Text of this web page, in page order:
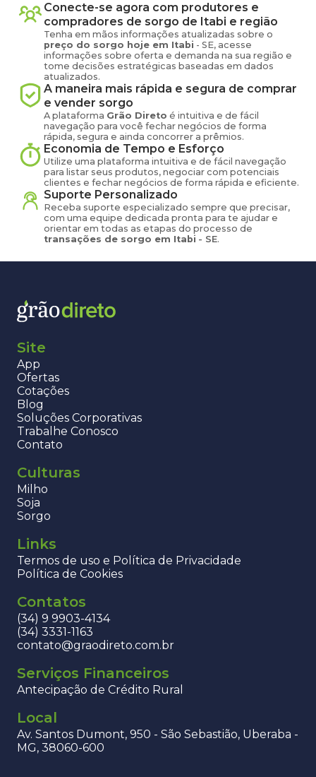
Conecte-se agora com produtores e
compradores de sorgo de Itabi e região
Tenha em mãos informações atualizadas sobre o
preço do sorgo hoje em Itabi - SE, acesse
informações sobre oferta e demanda na sua região e
tome decisões estratégicas baseadas em dados
atualizados.
A maneira mais rápida e segura de comprar
e vender sorgo
A plataforma Grão Direto é intuitiva e de fácil
navegação para você fechar negócios de forma
rápida, segura e ainda concorrer a prêmios.
Economia de Tempo e Esforço
Utilize uma plataforma intuitiva e de fácil navegação
para listar seus produtos, negociar com potenciais
clientes e fechar negócios de forma rápida e eficiente.
Suporte Personalizado
Receba suporte especializado sempre que precisar,
com uma equipe dedicada pronta para te ajudar e
orientar em todas as etapas do processo de
transações de sorgo em Itabi - SE.
Site
App
Ofertas
Cotações
Blog
Soluções Corporativas
Trabalhe Conosco
Contato
Culturas
Milho
Soja
Sorgo
Links
Termos de uso e Política de Privacidade
Política de Cookies
Contatos
(34) 9 9903-4134
(34) 3331-1163
contato@graodireto.com.br
Serviços Financeiros
Antecipação de Crédito Rural
Local
Av. Santos Dumont, 950 - São Sebastião, Uberaba -
MG, 38060-600